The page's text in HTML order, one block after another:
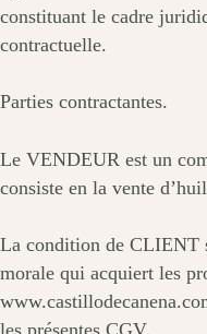
constituant le cadre
contractuelle.
Parties contractantes.
Le VENDEUR est un
consiste en la vente
La condition de CLIENT
morale qui acquiert les